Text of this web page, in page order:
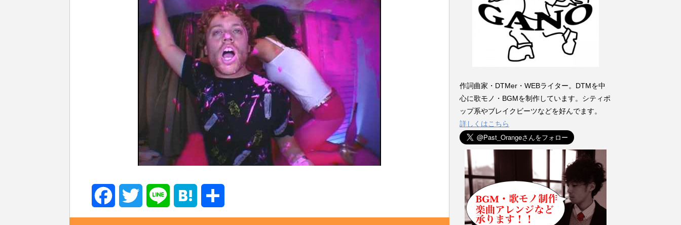
a w i a 有
作詞曲家・DTMer・WEBライター。DTMを中
心に歌モノ・BGMを制作しています。シティポ
ップ系やブレイクビーツなどを好んでます。
詳しくはこちら